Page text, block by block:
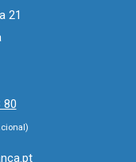
21
80